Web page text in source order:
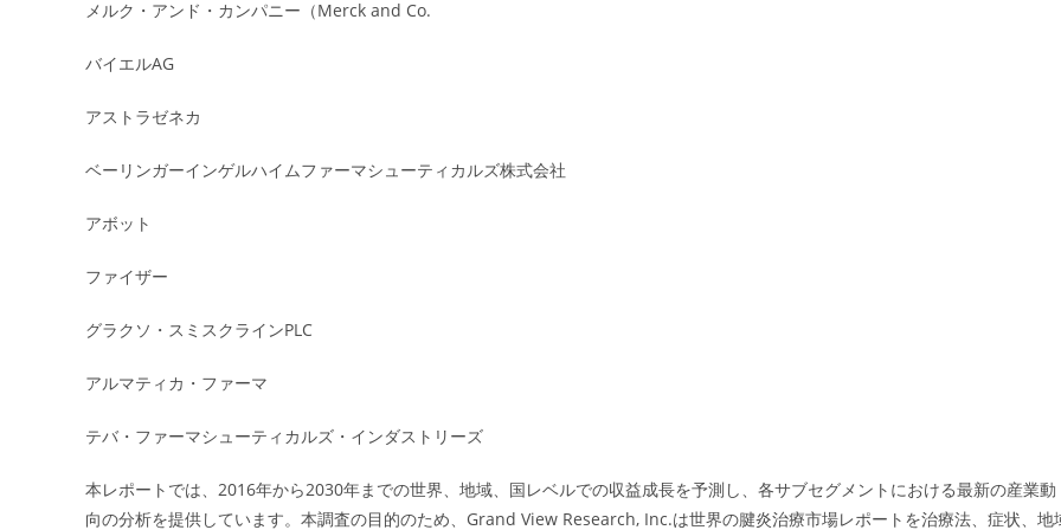
メルク・アンド・カンパニー（Merck and Co.
バイエルAG
アストラゼネカ
ベーリンガーインゲルハイムファーマシューティカルズ株式会社
アボット
ファイザー
グラクソ・スミスクラインPLC
アルマティカ・ファーマ
テバ・ファーマシューティカルズ・インダストリーズ
本レポートでは、2016年から2030年までの世界、地域、国レベルでの収益成長を予測し、各サブセグメントにおける最新の産業動
向の分析を提供しています。本調査の目的のため、Grand View Research, Inc.は世界の腱炎治療市場レポートを治療法、症状、地